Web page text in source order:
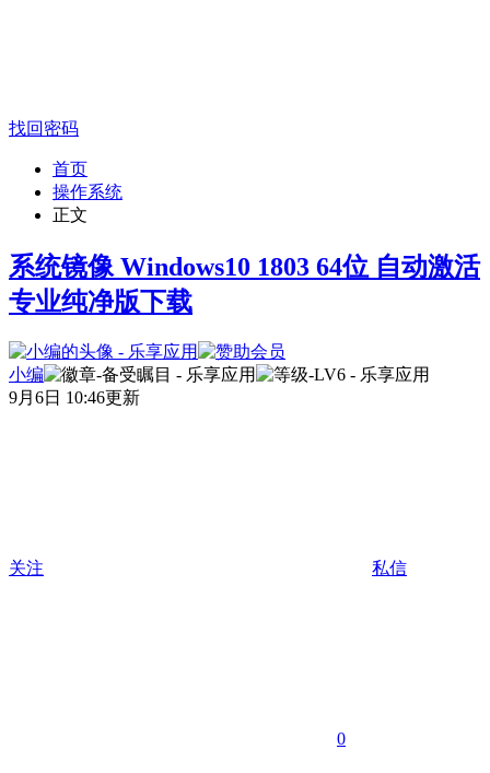
找回密码
首页
操作系统
正文
系统镜像 Windows10 1803 64位 自动激活
专业纯净版下载
小编
9月6日 10:46更新
关注 私信
0